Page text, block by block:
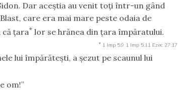
Dar aceştia au venit toţi într-un gând
care era mai mare peste odaia de
că ţara* lor se hrănea din ţara împăratului.
* 1 Imp 5:9 1 Imp 5:11 Ezec 27:17
lui împărăteşti, a şezut pe scaunul lui
om!”